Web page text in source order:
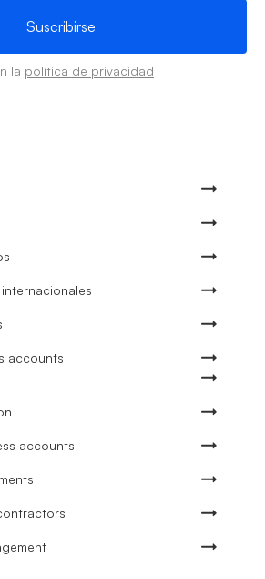
la política de privacidad
accounts
accounts